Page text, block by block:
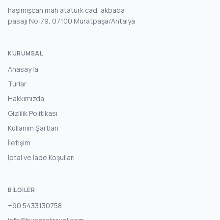
haşimişcan mah atatürk cad, akbaba
pasajı No:79, 07100 Muratpaşa/Antalya
KURUMSAL
Anasayfa
Turlar
Hakkımızda
Gizlilik Politikası
Kullanım Şartları
İletişim
İptal ve İade Koşulları
BILGILER
+90 5433130758